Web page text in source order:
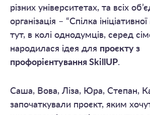
різних університетах, та всіх
організація – “Спілка
тут, в колі однодумців, серед
народилася ідея для проєкту з
профорієнтування SkillUP.
Саша, Вова, Ліза, Юра, Степан,
започаткували проєкт, яким